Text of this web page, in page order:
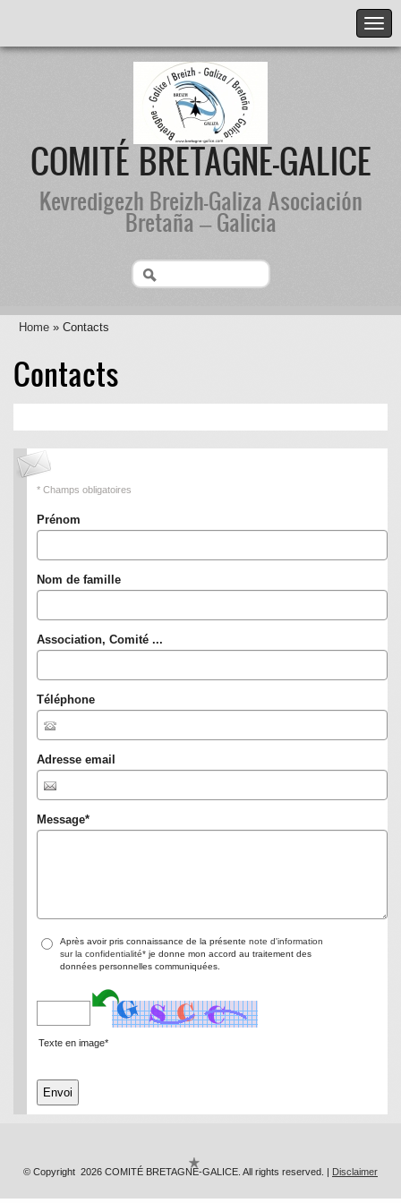
COMITÉ BRETAGNE-GALICE
Kevredigezh Breizh-Galiza Asociación
Bretaña – Galicia
Home » Contacts
Contacts
* Champs obligatoires
Prénom
Nom de famille
Association, Comité ...
Téléphone
Adresse email
Message*
Après avoir pris connaissance de la présente note d'information
sur la confidentialité* je donne mon accord au traitement des
données personnelles communiquées.
Texte en image*
© Copyright 2026 COMITÉ BRETAGNE-GALICE. All rights reserved. | Disclaimer